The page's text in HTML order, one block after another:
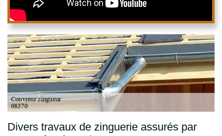
Divers travaux de zinguerie assurés par